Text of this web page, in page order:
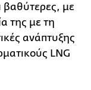
βαθύτερες, με
της με τη
ανάπτυξης
LNG